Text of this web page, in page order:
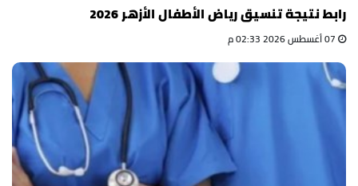
رابط نتيجة تنسيق رياض الأطفال الأزهر 2026